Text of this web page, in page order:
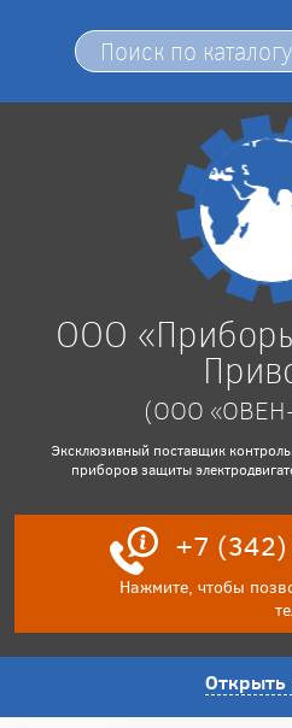
ООО
(ООО
Эксклюзивный поставщик
приборов защиты
+7
Нажмите, чтобы